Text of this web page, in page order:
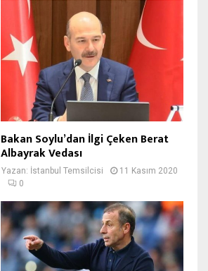
Bakan Soylu’dan İlgi Çeken Berat
Albayrak Vedası
Yazan: İstanbul Temsilcisi
11 Kasım 2020
0